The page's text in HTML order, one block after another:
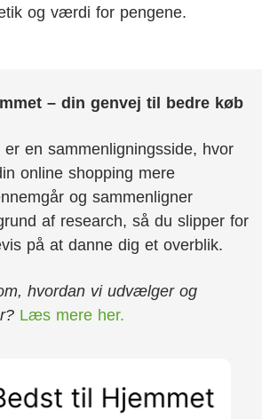
og værdi for pengene.
– din genvej til bedre køb
en sammenligningsside, hvor
online shopping mere
og sammenligner
af research, så du slipper for
på at danne dig et overblik.
hvordan vi udvælger og
Læs mere her.